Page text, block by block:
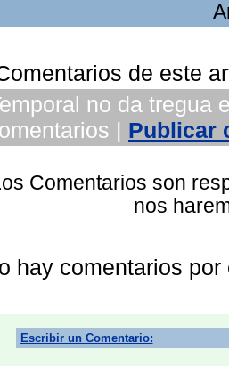
de este
no da tregua
| Publicar
Comentarios son
nos
hay comentarios por
Escribir un Comentario: